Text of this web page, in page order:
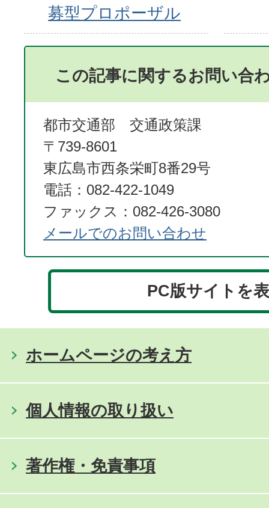
募型プロポーザル
この記事に関するお問い合
都市交通部 交通政策課
〒739-8601
東広島市西条栄町8番29号
電話：082-422-1049
ファックス：082-426-3080
メールでのお問い合わせ
PC版サイトを
ホームページの考え方
個人情報の取り扱い
著作権・免責事項